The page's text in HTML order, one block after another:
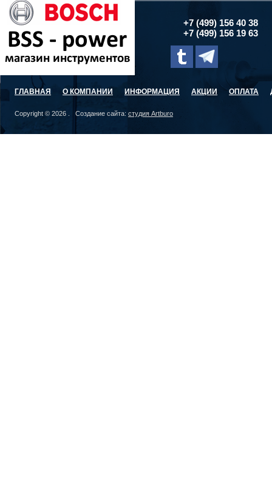
+7 (499) 156 40 38
+7 (499) 156 19 63
ГЛАВНАЯ О КОМПАНИИ ИНФОРМАЦИЯ АКЦИИ ОПЛАТА
Copyright © 2026 . Создание сайта: студия Artburo